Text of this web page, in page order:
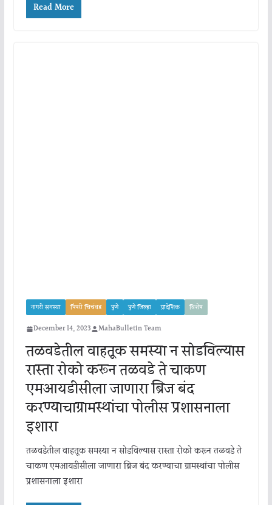
Read More
नागरी समस्या पिंपरी चिचंवड पुणे पुणे जिल्हा प्रादेशिक विशेष
December 14, 2023 MahaBulletin Team
तळवडेतील वाहतूक समस्या न सोडविल्यास
रास्ता रोको करून तळवडे ते चाकण
एमआयडीसीला जाणारा ब्रिज बंद
करण्याचाग्रामस्थांचा पोलीस प्रशासनाला
इशारा
तळवडेतील वाहतूक समस्या न सोडविल्यास रास्ता रोको करून तळवडे ते
चाकण एमआयडीसीला जाणारा ब्रिज बंद करण्याचा ग्रामस्थांचा पोलीस
प्रशासनाला इशारा